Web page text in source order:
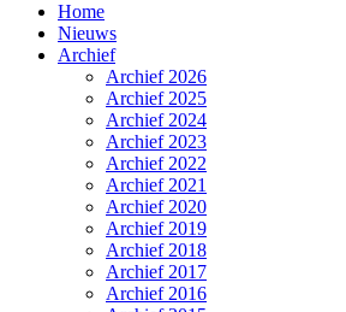
Home
Nieuws
Archief
Archief 2026
Archief 2025
Archief 2024
Archief 2023
Archief 2022
Archief 2021
Archief 2020
Archief 2019
Archief 2018
Archief 2017
Archief 2016